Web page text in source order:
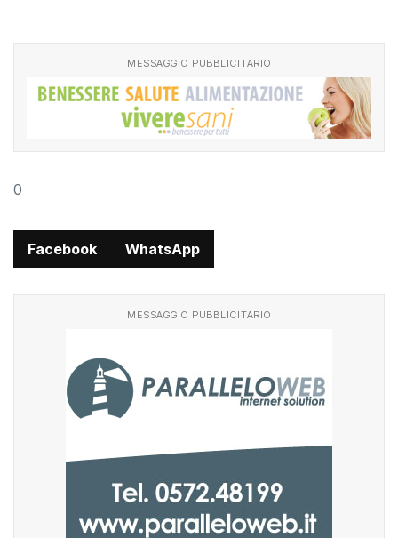
MESSAGGIO PUBBLICITARIO
0
Facebook WhatsApp
MESSAGGIO PUBBLICITARIO